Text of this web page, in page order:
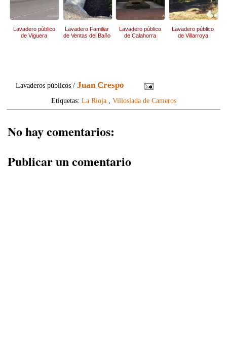
Lavadero público
de Viguera
Lavadero Familiar
de Ventas del Baño
Lavadero público
de Calahorra
Lavadero público
de Villarroya
Lavaderos públicos /Juan Crespo
Etiquetas: La Rioja, Villoslada de Cameros
No hay comentarios:
Publicar un comentario